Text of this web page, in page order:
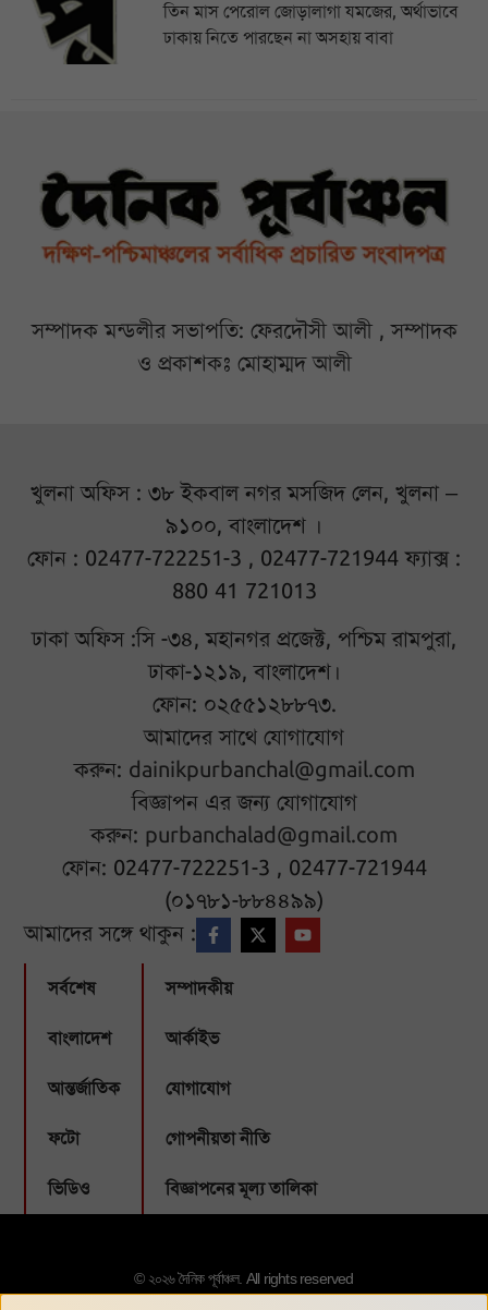
তিন মাস পেরোল জোড়ালাগা যমজের, অর্থাভাবে
ঢাকায় নিতে পারছেন না অসহায় বাবা
সম্পাদক মন্ডলীর সভাপতি: ফেরদৌসী আলী , সম্পাদক
ও প্রকাশকঃ মোহাম্মদ আলী
খুলনা অফিস : ৩৮ ইকবাল নগর মসজিদ লেন, খুলনা –
৯১০০, বাংলাদেশ ।
ফোন : 02477-722251-3 , 02477-721944 ফ্যাক্স :
880 41 721013
ঢাকা অফিস :সি -৩৪, মহানগর প্রজেক্ট, পশ্চিম রামপুরা,
ঢাকা-১২১৯, বাংলাদেশ।
ফোন: ০২৫৫১২৮৮৭৩.
আমাদের সাথে যোগাযোগ
করুন: dainikpurbanchal@gmail.com
বিজ্ঞাপন এর জন্য যোগাযোগ
করুন: purbanchalad@gmail.com
ফোন: 02477-722251-3 , 02477-721944
(০১৭৮১-৮৮৪৪৯৯)
আমাদের সঙ্গে থাকুন :
সর্বশেষ
বাংলাদেশ
আন্তর্জাতিক
ফটো
ভিডিও
সম্পাদকীয়
আর্কাইভ
যোগাযোগ
গোপনীয়তা নীতি
বিজ্ঞাপনের মূল্য তালিকা
© ২০২৬ দৈনিক পূর্বাঞ্চল. All rights reserved
Designed & Developed by: